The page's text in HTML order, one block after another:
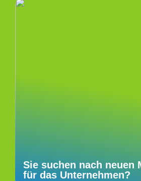
Sie suchen nach neuen
für das Unternehmen?